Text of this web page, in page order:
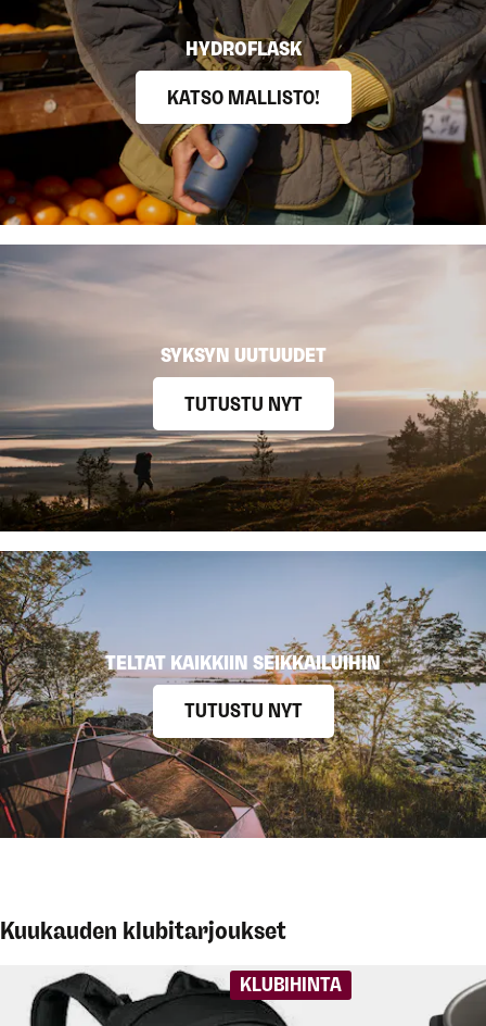
HYDROFLASK
KATSO MALLISTO!
SYKSYN UUTUUDET
TUTUSTU NYT
TELTAT KAIKKIIN SEIKKAILUIHIN
TUTUSTU NYT
Kuukauden klubitarjoukset
KLUBIHINTA